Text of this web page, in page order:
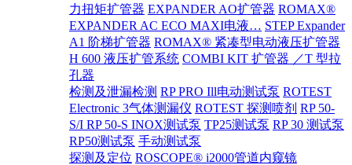
力扭矩扩管器 EXPANDER AO扩管器 ROMAX®
EXPANDER AC ECO MAXI电液… STEP Expander
A1 阶梯扩管器 ROMAX® 紧凑型电动液压扩管器
H 600 液压扩管系统 COMBI KIT 扩管器 ／T 型拉
孔器
检测及泄漏检测 RP PRO Ill电动测试泵 ROTEST
Electronic 3气体测漏仪 ROTEST 探测喷剂 RP 50-
S/I RP 50-S INOX测试泵 TP25测试泵 RP 30 测试泵
RP50测试泵 手动测试泵
探测及定位 ROSCOPE® i2000管道内窥镜